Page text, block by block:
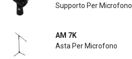
Supporto Per Microfono
AM 7K
Asta Per Microfono